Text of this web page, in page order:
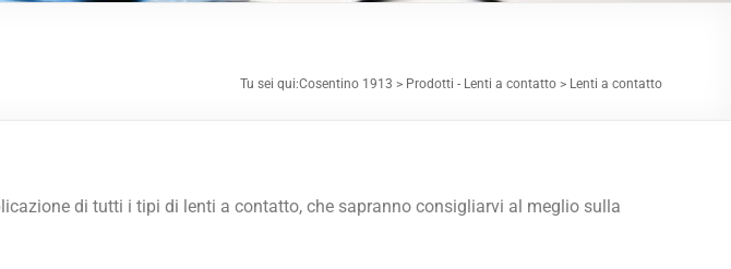
Tu sei qui:Cosentino 1913 > Prodotti - Lenti a contatto > Lenti a contatto
di tutti i tipi di lenti a contatto, che sapranno consigliarvi al meglio sulla